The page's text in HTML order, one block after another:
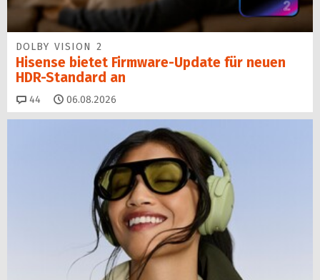
DOLBY VISION 2
Hisense bietet Firmware-Update für neuen
HDR-Standard an
44 Kommentare
06.08.2026